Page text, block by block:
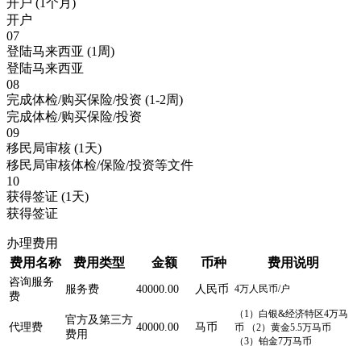
开户 (1个月)
开户
07
登陆马来西亚 (1周)
登陆马来西亚
08
完成体检/购买保险/投资 (1-2周)
完成体检/购买保险/投资
09
移民局审核 (1天)
移民局审核体检/保险/投资等文件
10
获得签证 (1天)
获得签证
办理费用
费用名称
费用类型 金额 币种 费用说明
咨询服务
费
服务费 40000.00 人民币 4万人民币/户
代理费
官方及第三方
费用
40000.00 马币
（1）白银&经济特区4万马
币 （2）黄金5.5万马币
（3）铂金7万马币